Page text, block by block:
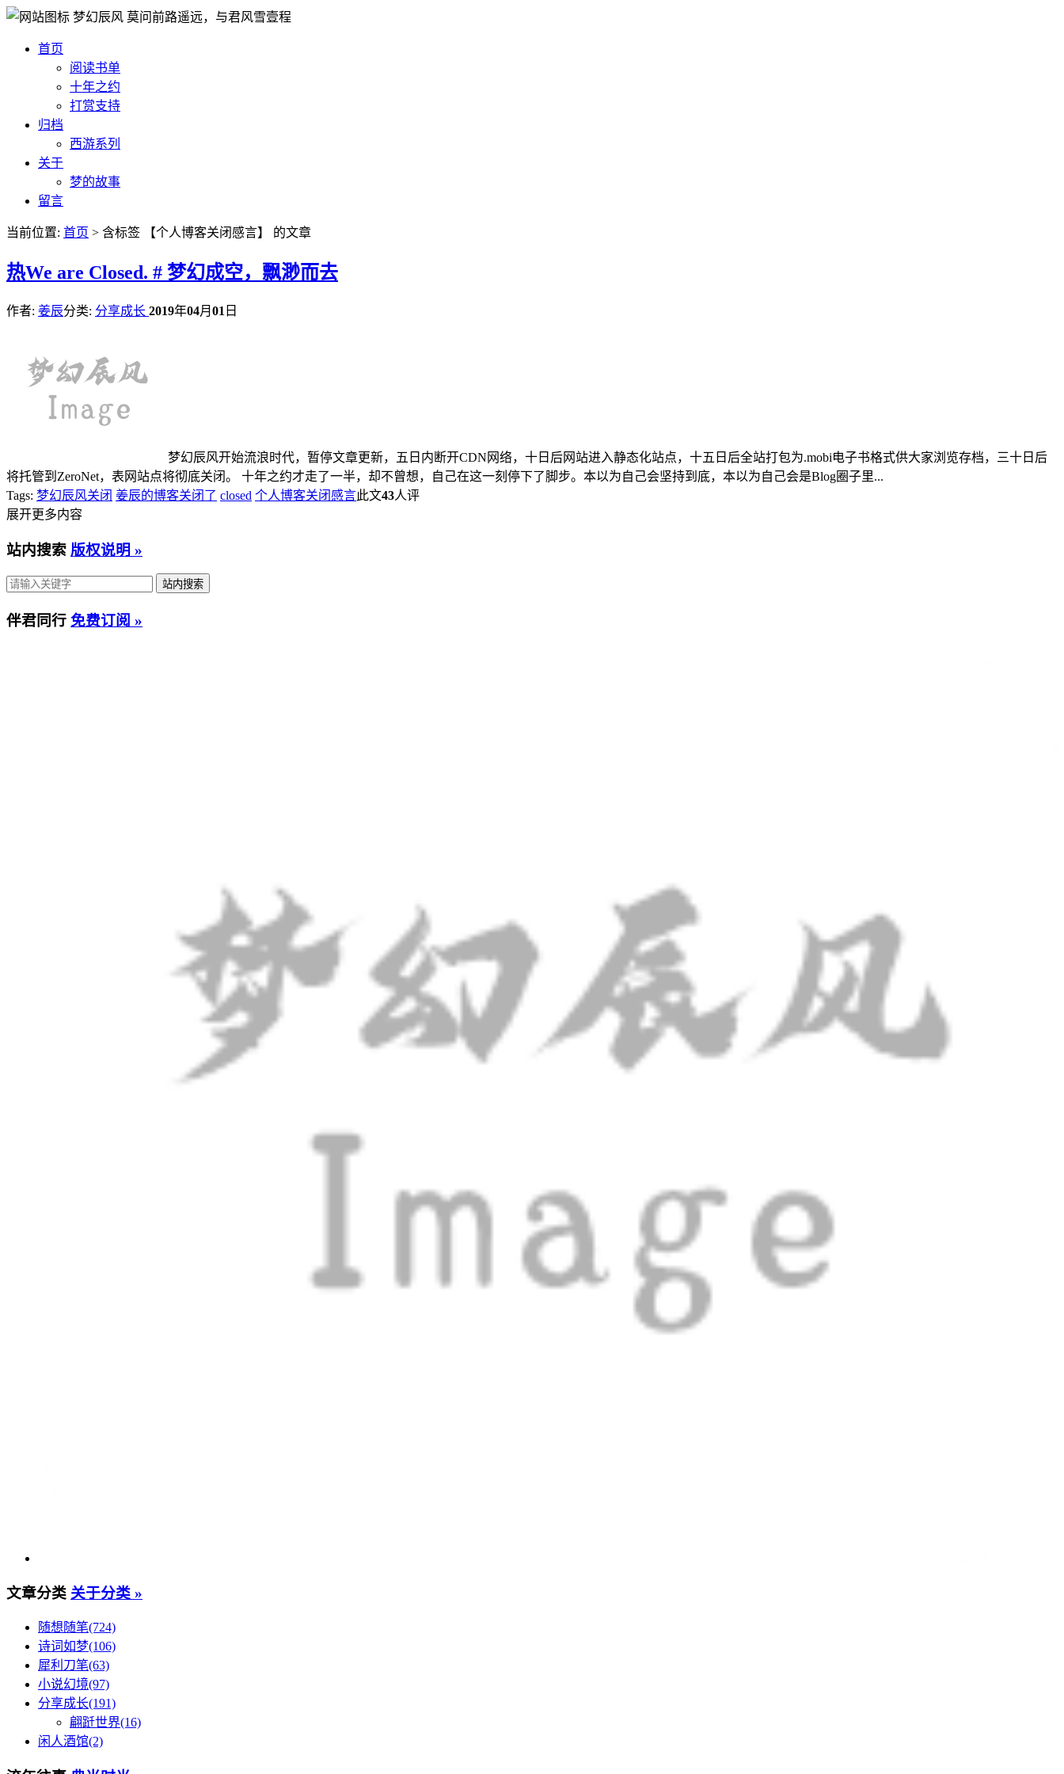
梦幻辰风 莫问前路遥远，与君风雪壹程
首页
阅读书单
十年之约
打赏支持
归档
西游系列
关于
梦的故事
留言
当前位置: 首页 > 含标签 【个人博客关闭感言】 的文章
热We are Closed. # 梦幻成空，飘渺而去
作者: 姜辰分类: 分享成长 2019年04月 01 日
梦幻辰风开始流浪时代，暂停文章更新，五日内断开CDN网络，十日后网站进入静态化站点，十五日后全站打包为.mobi电子书格式供大家浏览存档，三十日后
将托管到ZeroNet，表网站点将彻底关闭。 十年之约才走了一半，却不曾想，自己在这一刻停下了脚步。本以为自己会坚持到底，本以为自己会是Blog圈子里...
Tags: 梦幻辰风关闭 姜辰的博客关闭了 closed 个人博客关闭感言此文43人评
展开更多内容
站内搜索 版权说明 »
伴君同行 免费订阅 »
文章分类 关于分类 »
随想随笔(724)
诗词如梦(106)
犀利刀笔(63)
小说幻境(97)
分享成长(191)
翩跹世界(16)
闲人酒馆(2)